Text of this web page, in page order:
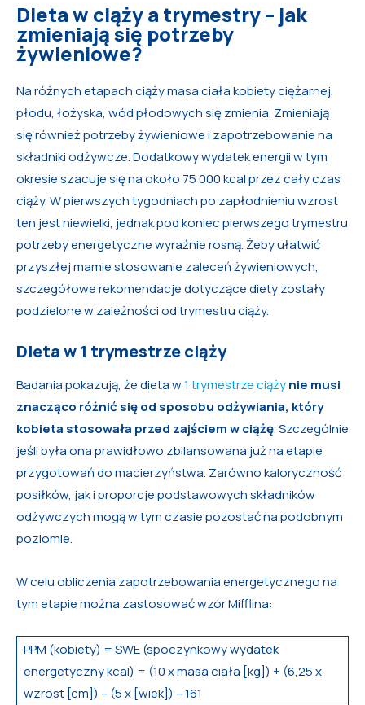
Dieta w ciąży a trymestry – jak
zmieniają się potrzeby
żywieniowe?
Na różnych etapach ciąży masa ciała kobiety ciężarnej,
płodu, łożyska, wód płodowych się zmienia. Zmieniają
się również potrzeby żywieniowe i zapotrzebowanie na
składniki odżywcze. Dodatkowy wydatek energii w tym
okresie szacuje się na około 75 000 kcal przez cały czas
ciąży. W pierwszych tygodniach po zapłodnieniu wzrost
ten jest niewielki, jednak pod koniec pierwszego trymestru
potrzeby energetyczne wyraźnie rosną. Żeby ułatwić
przyszłej mamie stosowanie zaleceń żywieniowych,
szczegółowe rekomendacje dotyczące diety zostały
podzielone w zależności od trymestru ciąży.
Dieta w 1 trymestrze ciąży
Badania pokazują, że dieta w1 trymestrze ciążynie musi
znacząco różnić się od sposobu odżywiania, który
kobieta stosowała przed zajściem w ciążę. Szczególnie
jeśli była ona prawidłowo zbilansowana już na etapie
przygotowań do macierzyństwa. Zarówno kaloryczność
posiłków, jak i proporcje podstawowych składników
odżywczych mogą w tym czasie pozostać na podobnym
poziomie.
W celu obliczenia zapotrzebowania energetycznego na
tym etapie można zastosować wzór Mifflina:
PPM (kobiety) = SWE (spoczynkowy wydatek
energetyczny kcal) = (10 x masa ciała [kg]) + (6,25 x
wzrost [cm]) – (5 x [wiek]) – 161